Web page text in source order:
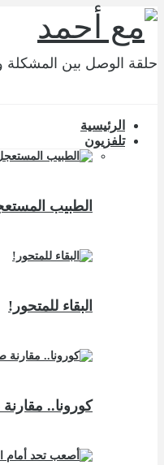
حلقة الوصل بين المشكلة
الرئيسية
تلفزيون
الطبيب
البقاء للمتحور!
كورونا.. مقارنة